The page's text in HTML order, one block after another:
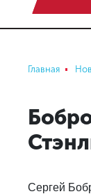
Главная
Сергей